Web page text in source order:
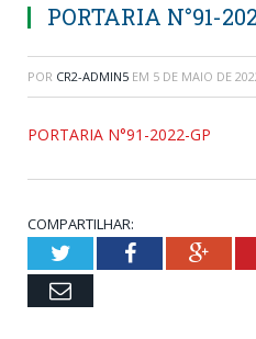
PORTARIA N°91-
POR CR2-ADMIN5 EM 5 DE MAIO DE
PORTARIA N°91-2022-GP
COMPARTILHAR:
TwitterFacebook
Email